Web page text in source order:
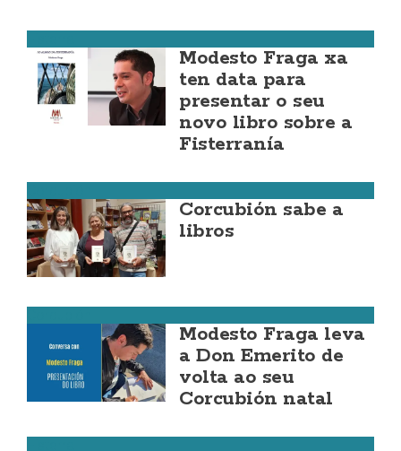
Modesto Fraga xa
ten data para
presentar o seu
novo libro sobre a
Fisterranía
Corcubión sabe a
libros
Modesto Fraga leva
a Don Emerito de
volta ao seu
Corcubión natal